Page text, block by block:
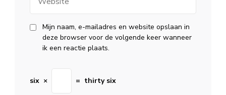
Mijn naam, e-mailadres en website opslaan in
deze browser voor de volgende keer wanneer
ik een reactie plaats.
six × = thirty six